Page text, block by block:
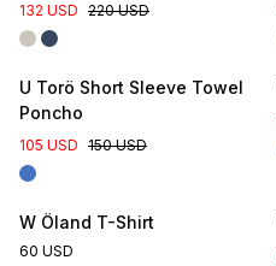
132 USD 220 USD
U Torö Short Sleeve Towel
Poncho
105 USD 150 USD
W Öland T-Shirt
60 USD